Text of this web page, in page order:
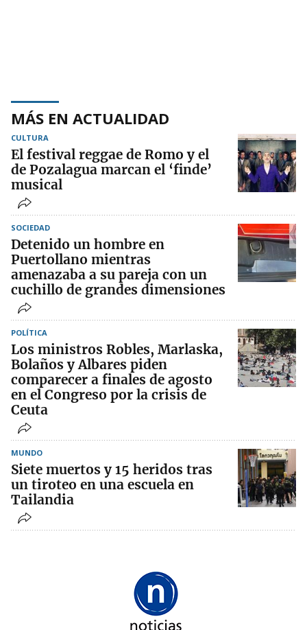
MÁS EN ACTUALIDAD
CULTURA
El festival reggae de Romo y el
de Pozalagua marcan el ‘finde’
musical
SOCIEDAD
Detenido un hombre en
Puertollano mientras
amenazaba a su pareja con un
cuchillo de grandes dimensiones
POLÍTICA
Los ministros Robles, Marlaska,
Bolaños y Albares piden
comparecer a finales de agosto
en el Congreso por la crisis de
Ceuta
MUNDO
Siete muertos y 15 heridos tras
un tiroteo en una escuela en
Tailandia